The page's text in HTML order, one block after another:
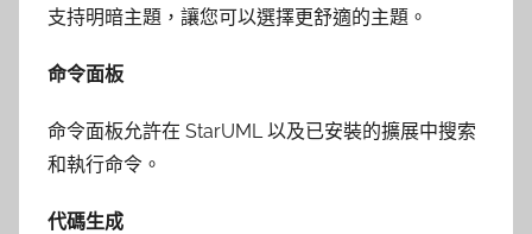
支持明暗主題，讓您可以選擇更舒適的主題。
命令面板
命令面板允許在 StarUML 以及已安裝的擴展中搜索
和執行命令。
代碼生成